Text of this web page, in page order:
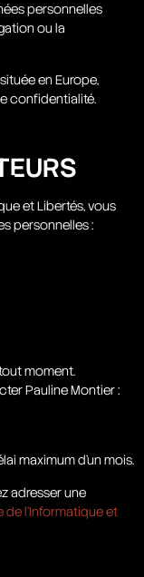
personnelles
ou la
en Europe,
confidentialité.
et Libertés, vous
personnelles :
moment.
Pauline Montier :
maximum d’un mois.
adresser une
de l’Informatique et